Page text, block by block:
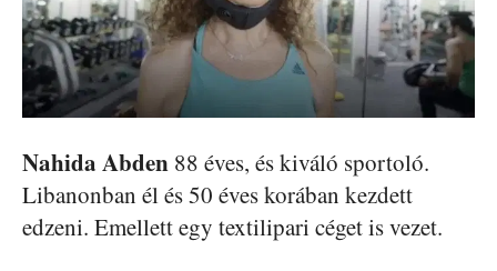
Nahida Abden 88 éves, és kiváló sportoló.
Libanonban él és 50 éves korában kezdett
edzeni. Emellett egy textilipari céget is vezet.